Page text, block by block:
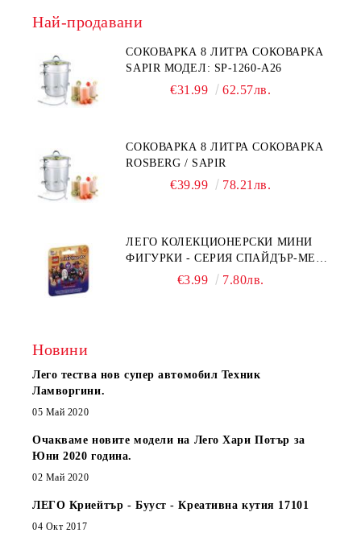
Най-продавани
СОКОВАРКА 8 ЛИТРА СОКОВАРКА
SAPIR МОДЕЛ: SP-1260-A26
€31.99 62.57лв.
СОКОВАРКА 8 ЛИТРА СОКОВАРКА
ROSBERG / SAPIR
€39.99 78.21лв.
ЛЕГО КОЛЕКЦИОНЕРСКИ МИНИ
ФИГУРКИ - СЕРИЯ СПАЙДЪР-МЕН:
ПРЕЗ СПАЙДИ-ВСЕЛЕНАТА 71050
€3.99 7.80лв.
Новини
Лего тества нов супер автомобил Техник
Ламворгини.
05 Май 2020
Очакваме новите модели на Лего Хари Потър за
Юни 2020 година.
02 Май 2020
ЛЕГО Криейтър - Бууст - Креативна кутия 17101
04 Окт 2017